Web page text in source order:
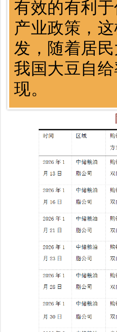
有效的有利
产业政策，
发，随着居
我国大豆自
现。